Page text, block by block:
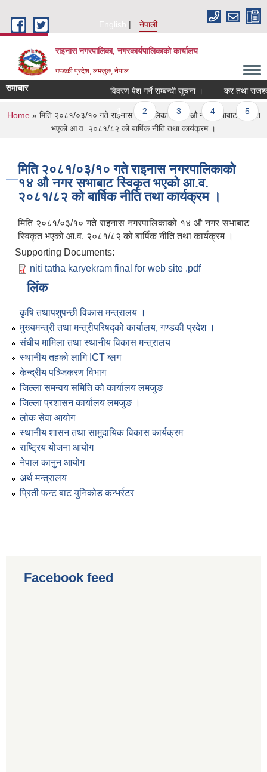
English
नेपाली
राइनास नगरपालिका, नगरकार्यपालिकाको कार्यालय
गण्डकी प्रदेश, लमजुङ, नेपाल
समाचार विवरण पेश गर्ने सम्बन्धी सूचना । कर तथा
Pages
1
You are here
Home» मिति २०८१/०३/१० गते राइनास नगरपालिकाको १४ औ नगर सभाबाट स्विकृत
भएको आ.व. २०८१/८२ को बार्षिक नीति तथा कार्यक्रम ।
मिति २०८१/०३/१० गते राइनास नगरपालिकाको
१४ औ नगर सभाबाट स्विकृत भएको आ.व.
२०८१/८२ को बार्षिक नीति तथा कार्यक्रम ।
मिति २०८१/०३/१० गते राइनास नगरपालिकाको १४ औ नगर सभाबाट
स्विकृत भएको आ.व. २०८१/८२ को बार्षिक नीति तथा कार्यक्रम ।
Supporting Documents:
niti tatha karyekram final for web site .pdf
लिंक
कृषि तथापशुपन्छी विकास मन्त्रालय ।
मुख्यमन्त्री तथा मन्त्रीपरिषद्को कार्यालय, गण्डकी प्रदेश ।
संघीय मामिला तथा स्थानीय विकास मन्त्रालय
स्थानीय तहको लागि ICT ब्लग
केन्द्रीय पञ्जिकरण विभाग
जिल्ला समन्वय समिति को कार्यालय लमजुङ
जिल्ला प्रशासन कार्यालय लमजुङ ।
लोक सेवा आयोग
स्थानीय शासन तथा सामुदायिक विकास कार्यक्रम
राष्ट्रिय योजना आयोग
नेपाल कानुन आयोग
अर्थ मन्त्रालय
प्रिती फन्ट बाट युनिकोड कन्भर्रटर
Facebook feed